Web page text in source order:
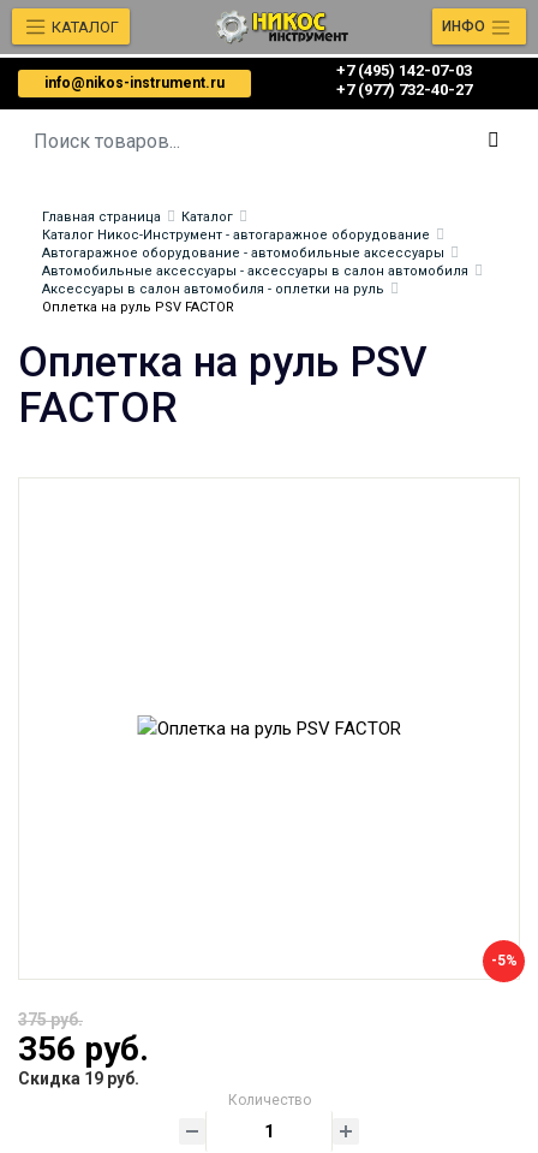
info@nikos-instrument.ru
+7 (495) 142-07-03
‎‎+7 (977) 732-40-27
КАТАЛОГ ИНФО
Главная страница
Каталог
Каталог Никос-Инструмент - автогаражное оборудование
Автогаражное оборудование - автомобильные аксессуары
Автомобильные аксессуары - аксессуары в салон автомобиля
Аксессуары в салон автомобиля - оплетки на руль
Оплетка на руль PSV FACTOR
Оплетка на руль PSV
FACTOR
-5%
375 руб.
356 руб.
Скидка 19 руб.
Количество